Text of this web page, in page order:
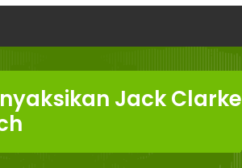
Jack Clarke